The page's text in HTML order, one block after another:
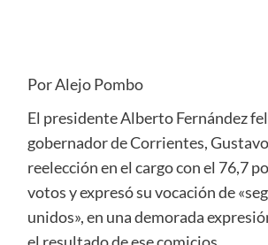
Por Alejo Pombo
El presidente Alberto Fernández
gobernador de Corrientes,
reelección en el cargo con el 76,7
votos y expresó su vocación de
unidos», en una demorada